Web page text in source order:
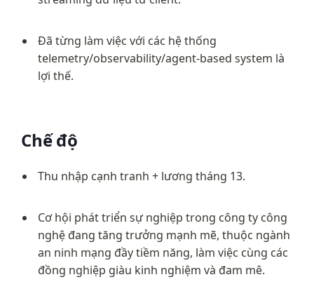
Đã từng làm việc với các hệ thống
telemetry/observability/agent-based system là
lợi thế.
Chế độ
Thu nhập cạnh tranh + lương tháng 13.
Cơ hội phát triển sự nghiệp trong công ty công
nghệ đang tăng trưởng mạnh mẽ, thuộc ngành
an ninh mạng đầy tiềm năng, làm việc cùng các
đồng nghiệp giàu kinh nghiệm và đam mê.